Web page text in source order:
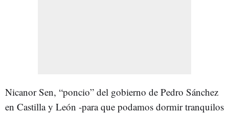
Nicanor Sen, “poncio” del gobierno de Pedro Sánchez
en Castilla y León -para que podamos dormir tranquilos